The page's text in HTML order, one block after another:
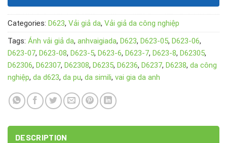
Categories: D623, Vải giả da, Vải giả da công nghiệp
Tags: Ánh vải giả da, anhvaigiada, D623, D623-05, D623-06,
D623-07, D623-08, D623-5, D623-6, D623-7, D623-8, D62305,
D62306, D62307, D62308, D6235, D6236, D6237, D6238, da công
nghiệp, da d623, da pu, da simili, vai gia da anh
DESCRIPTION